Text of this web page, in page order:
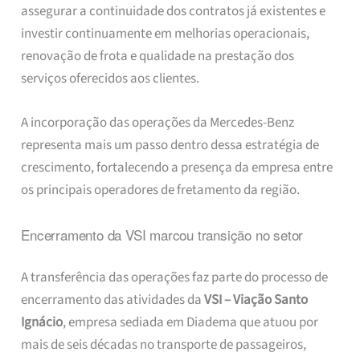
assegurar a continuidade dos contratos já existentes e
investir continuamente em melhorias operacionais,
renovação de frota e qualidade na prestação dos
serviços oferecidos aos clientes.
A incorporação das operações da Mercedes-Benz
representa mais um passo dentro dessa estratégia de
crescimento, fortalecendo a presença da empresa entre
os principais operadores de fretamento da região.
Encerramento da VSI marcou transição no setor
A transferência das operações faz parte do processo de
encerramento das atividades daVSI – Viação Santo
Ignácio, empresa sediada em Diadema que atuou por
mais de seis décadas no transporte de passageiros,